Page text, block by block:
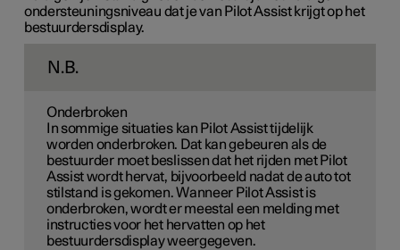
ondersteuningsniveau dat je van Pilot Assist krijgt op het
bestuurdersdisplay.
N.B.
Onderbroken
In sommige situaties kan Pilot Assist tijdelijk
worden onderbroken. Dat kan gebeuren als de
bestuurder moet beslissen dat het rijden met Pilot
Assist wordt hervat, bijvoorbeeld nadat de auto tot
stilstand is gekomen. Wanneer Pilot Assist is
onderbroken, wordt er meestal een melding met
instructies voor het hervatten op het
bestuurdersdisplay weergegeven.